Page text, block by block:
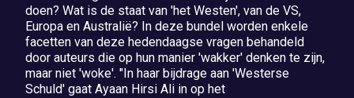
doen? Wat is de staat van 'het Westen', van de VS,
Europa en Australië? In deze bundel worden enkele
facetten van deze hedendaagse vragen behandeld
door auteurs die op hun manier 'wakker' denken te zijn,
maar niet 'woke'. "In haar bijdrage aan 'Westerse
Schuld' gaat Ayaan Hirsi Ali in op het